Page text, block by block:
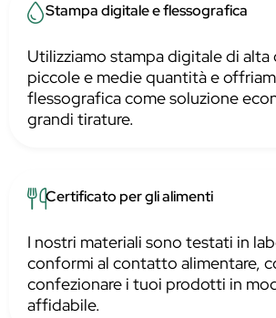
Stampa digitale e flessografica
Utilizziamo stampa digitale di alta
piccole e medie quantità e
flessografica come soluzione
grandi tirature.
Certificato per gli alimenti
I nostri materiali sono testati in
conformi al contatto alimentare,
confezionare i tuoi prodotti in
affidabile.